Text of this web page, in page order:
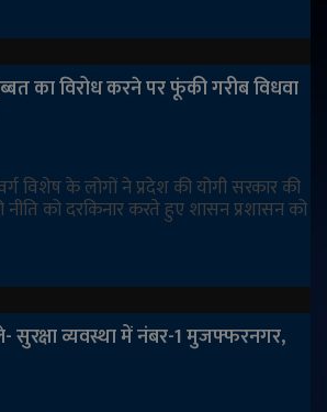
का विरोध करने पर फूंकी गरीब विधवा
विशेष के लोगों ने प्रदेश की योगी सरकार की
को दरकिनार करते हुए शासन प्रशासन को
सुरक्षा व्यवस्था में नंबर-1 मुजफ्फरनगर,